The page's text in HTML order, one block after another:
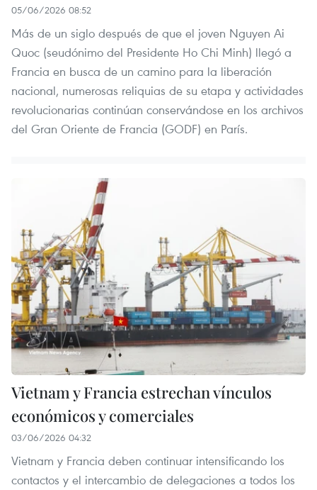
05/06/2026 08:52
Más de un siglo después de que el joven Nguyen Ai
Quoc (seudónimo del Presidente Ho Chi Minh) llegó a
Francia en busca de un camino para la liberación
nacional, numerosas reliquias de su etapa y actividades
revolucionarias continúan conservándose en los archivos
del Gran Oriente de Francia (GODF) en París.
Vietnam y Francia estrechan vínculos
económicos y comerciales
03/06/2026 04:32
Vietnam y Francia deben continuar intensificando los
contactos y el intercambio de delegaciones a todos los